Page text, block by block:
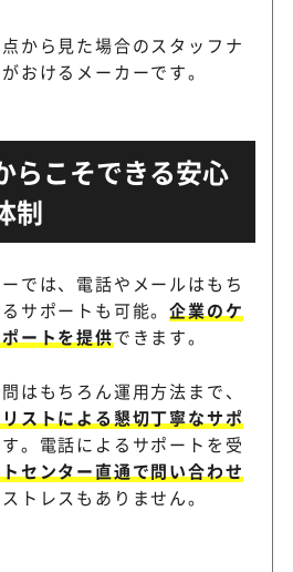
から見た場合のスタッフナ
おけるメーカーです。
らこそできる安心
制
では、電話やメールはもち
サポートも可能。企業のケ
ートを提供できます。
はもちろん運用方法まで、
ストによる懇切丁寧なサポ
。電話によるサポートを受
センター直通で問い合わせ
トレスもありません。